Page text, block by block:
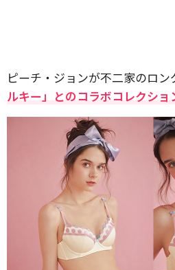
ピーチ・ジョンが不二家のロン
ルキー」とのコラボコレクショ